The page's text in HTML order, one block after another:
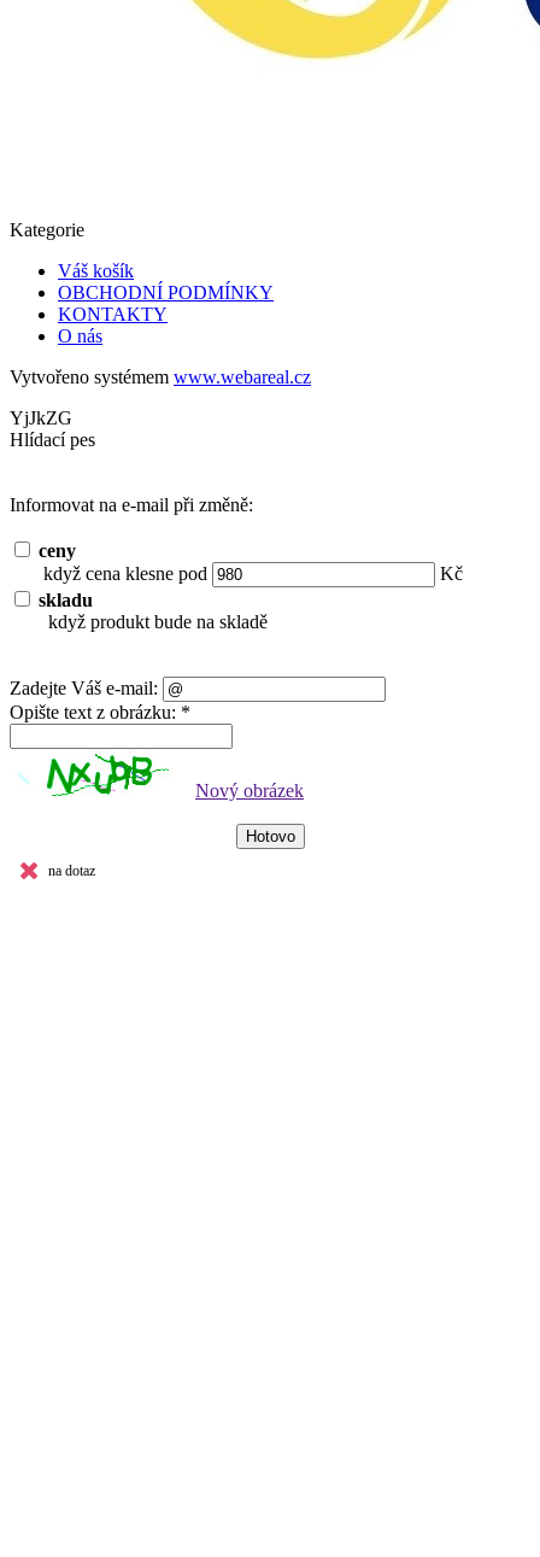
na dotaz
Kategorie
Váš košík
OBCHODNÍ PODMÍNKY
KONTAKTY
O nás
Vytvořeno systémem www.webareal.cz
YjJkZG
Hlídací pes
Informovat na e-mail při změně:
ceny
když cena klesne pod
Kč
skladu
když produkt bude na skladě
Zadejte Váš e-mail:
Opište text z obrázku: *
Nový obrázek